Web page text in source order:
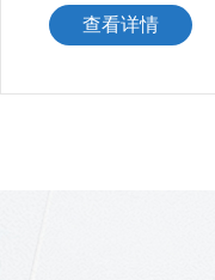
特色诊疗
急诊重症胰
查看详情